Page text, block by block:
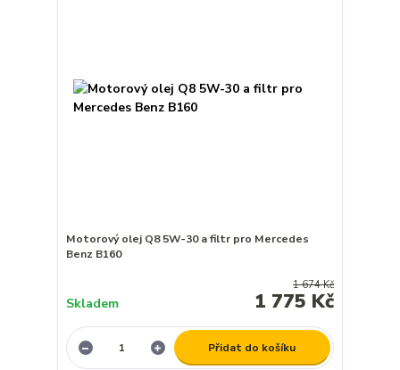
Motorový olej Q8 5W-30 a filtr pro Mercedes
Benz B160
1 674 Kč
1 775 Kč
Skladem
Přidat do košíku